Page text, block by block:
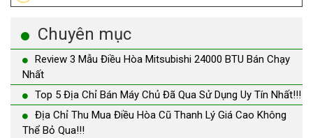
Chuyên mục
Review 3 Mẫu Điều Hòa Mitsubishi 24000 BTU Bán Chạy
Nhất
Top 5 Địa Chỉ Bán Máy Chủ Đã Qua Sử Dụng Uy Tín Nhất!!!
Địa Chỉ Thu Mua Điều Hòa Cũ Thanh Lý Giá Cao Không
Thể Bỏ Qua!!!